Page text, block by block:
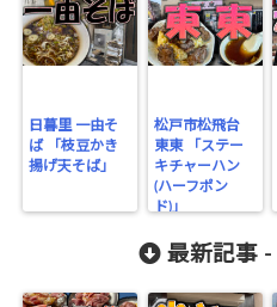
matsu.net/p
content/plu
count-
日暮里 一由そ
ば 「枝豆かき
揚げ天そば」
松戸市松飛台
東東 「ステー
キチャーハン
(ハーフポン
ド)」
最新記事 -